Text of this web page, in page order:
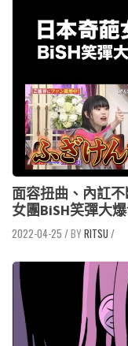
面容扭曲、內訌
女團BiSH笑彈大
2022-04-25 / RITSU /